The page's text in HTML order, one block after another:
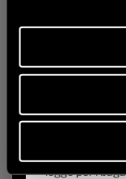
In caso di portata
produttore per la
proprio maggiore del
Per indicazioni e
4. La massa
dotazione
massa
Questa
legge per i